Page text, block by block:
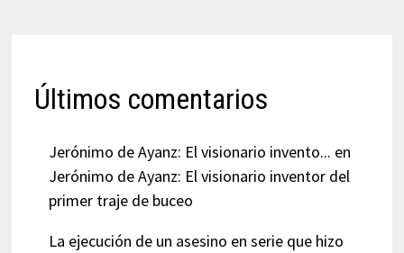
Últimos comentarios
Jerónimo de Ayanz: El visionario invento... en
Jerónimo de Ayanz: El visionario inventor del
primer traje de buceo
La ejecución de un asesino en serie que hizo